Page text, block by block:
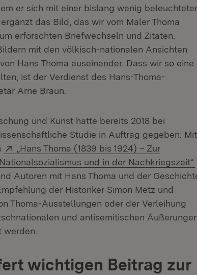
er sich mit einer bislang wenig
das Bild, das wir vom Maler Thoma
erforschten Briefwechseln und Zitaten.
mit den völkisch-nationalen Ansichten
Hans Thoma auseinander. Dass wir so eine
ist der Verdienst des Hans-Thoma-
Arne Braun.
und Kunst hatte bereits 2018 bei
Studie in Auftrag gegeben: Mit
Extern:
„Hans Thoma (1839 bis 1924) – Zur
und in der Nachkriegszeit“
Autoren mit Hans Thoma und der
der Historiker Simon Metz und
Thoma-Ausstellungen oder der Verleihung
und antisemitischen
wichtigen Beitrag zur